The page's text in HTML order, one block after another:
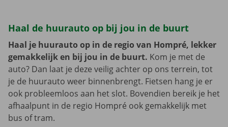
Haal de huurauto op bij jou in de buurt
Haal je huurauto op in de regio van Hompré, lekker
gemakkelijk en bij jou in de buurt. Kom je met de
auto? Dan laat je deze veilig achter op ons terrein, tot
je de huurauto weer binnenbrengt. Fietsen hang je er
ook probleemloos aan het slot. Bovendien bereik je het
afhaalpunt in de regio Hompré ook gemakkelijk met
bus of tram.